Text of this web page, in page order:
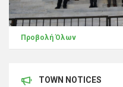
Προβολή Όλων
TOWN NOTICES